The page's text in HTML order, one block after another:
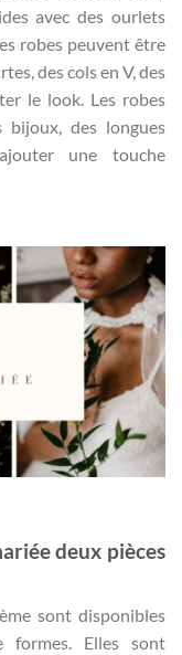
avec des ourlets
robes peuvent être
des cols en V, des
le look. Les robes
bijoux, des longues
une touche
deux pièces
sont disponibles
Elles sont